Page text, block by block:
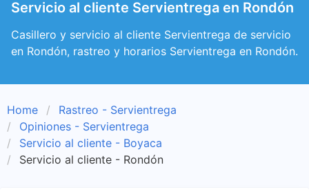
Servicio al cliente Servientrega en Rondón
Casillero y servicio al cliente Servientrega de servicio
en Rondón, rastreo y horarios Servientrega en Rondón.
Home
Rastreo - Servientrega
Opiniones - Servientrega
Servicio al cliente - Boyaca
Servicio al cliente - Rondón